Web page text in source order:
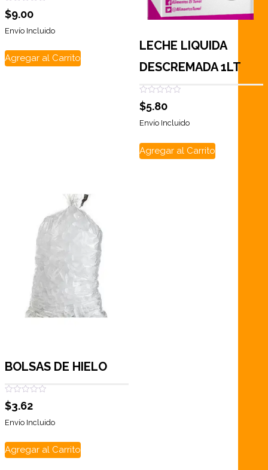
Valorado
con
de
$9.00
Envío Incluido
Agregar al Carrito
LECHE LIQUIDA
DESCREMADA 1LT
Valorado
con
de
$5.80
Envío Incluido
Agregar al Carrito
BOLSAS DE HIELO
Valorado
con
de
$3.62
Envío Incluido
Agregar al Carrito